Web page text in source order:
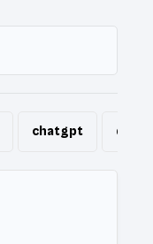
chatgpt dall-e